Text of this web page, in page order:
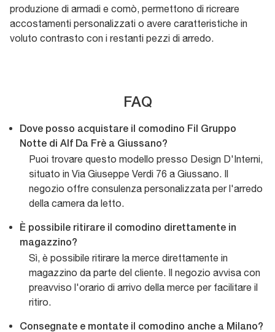
produzione di armadi e comò, permettono di ricreare
accostamenti personalizzati o avere caratteristiche in
voluto contrasto con i restanti pezzi di arredo.
FAQ
Dove posso acquistare il comodino Fil Gruppo
Notte di Alf Da Frè a Giussano?
Puoi trovare questo modello presso Design D'Interni,
situato in Via Giuseppe Verdi 76 a Giussano. Il
negozio offre consulenza personalizzata per l'arredo
della camera da letto.
È possibile ritirare il comodino direttamente in
magazzino?
Sì, è possibile ritirare la merce direttamente in
magazzino da parte del cliente. Il negozio avvisa con
preavviso l'orario di arrivo della merce per facilitare il
ritiro.
Consegnate e montate il comodino anche a Milano?